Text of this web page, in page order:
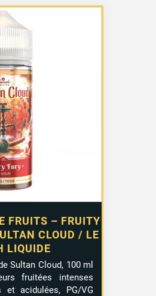
FRUITS – FRUITY
CLOUD / LE
LIQUIDE
Sultan Cloud, 100 ml
fruitées intenses
et acidulées, PG/VG